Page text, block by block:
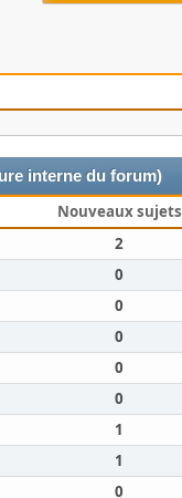
interne du forum)
Nouveaux sujets
2
0
0
0
0
0
1
1
0